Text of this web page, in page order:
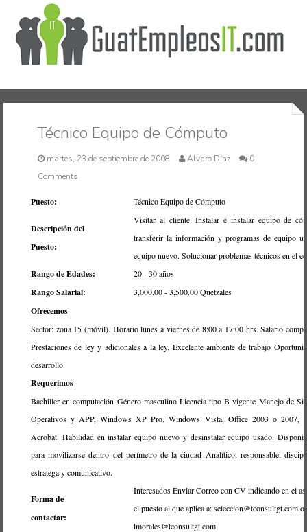
Inicio
Técnico Equipo de Cómputo
martes, 23 de septiembre de 2008 Alvaro Díaz
0
Comments
Puesto: Técnico Equipo de Cómputo
Descripción del
Puesto:
Visitar al cliente. Instalar e instalar equipo de
transferir la información y programas de equipo
equipo nuevo. Solucionar problemas técnicos en el
Rango de Edades: 20 - 30 años
Rango Salarial: 3,000.00 - 3,500.00 Quetzales
Ofrecemos
Sector: zona 15 (móvil). Horario lunes a viernes de 8:00 a 17:00 hrs. Salario
Prestaciones de ley y adicionales a la ley. Excelente ambiente de trabajo
desarrollo.
Requerimos
Bachiller en computación Género masculino Licencia tipo B vigente Manejo de
Operativos y APP, Windows XP Pro. Windows Vista, Office 2003 o 2007,
Acrobat. Habilidad en instalar equipo nuevo y desinstalar equipo usado.
para movilizarse dentro del perímetro de la ciudad Analítico, responsable,
estratega y comunicativo.
Forma de
contactar:
Interesados Enviar Correo con CV indicando en el
el puesto al que aplica a: seleccion@tconsultgt.com o
lmorales@tconsultgt.com .